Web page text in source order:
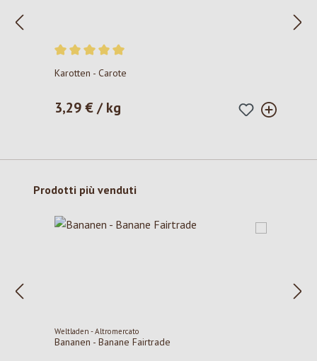
Valutazione media di 5 su 5 stelle
Karotten - Carote
Prezzo normale:
3,29 € / kg
Salta la galleria dei prodotti
Prodotti più venduti
Weltladen - Altromercato
Bananen - Banane Fairtrade